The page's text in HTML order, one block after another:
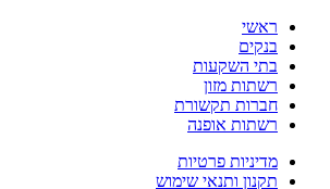
ראשי
בנקים
בתי השקעות
רשתות מזון
חברות תקשורת
רשתות אופנה
מדיניות פרטיות
תקנון ותנאי שימוש